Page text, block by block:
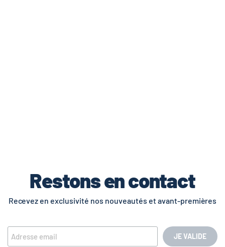
Restons en contact
Recevez en exclusivité nos nouveautés et avant-premières
JE VALIDE